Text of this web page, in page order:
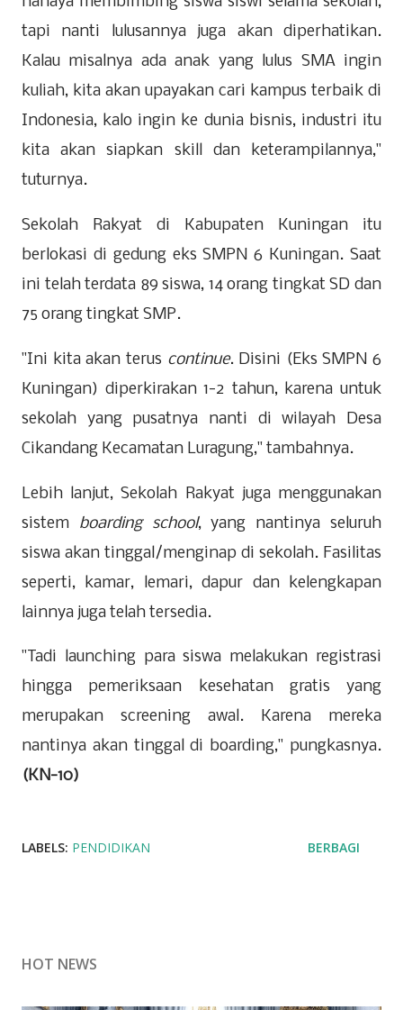
tapi nanti lulusannya juga akan diperhatikan.
Kalau misalnya ada anak yang lulus SMA ingin
kuliah, kita akan upayakan cari kampus terbaik di
Indonesia, kalo ingin ke dunia bisnis, industri itu
kita akan siapkan skill dan keterampilannya,"
tuturnya.
Sekolah Rakyat di Kabupaten Kuningan itu
berlokasi di gedung eks SMPN 6 Kuningan. Saat
ini telah terdata 89 siswa, 14 orang tingkat SD dan
75 orang tingkat SMP.
"Ini kita akan terus continue. Disini (Eks SMPN 6
Kuningan) diperkirakan 1-2 tahun, karena untuk
sekolah yang pusatnya nanti di wilayah Desa
Cikandang Kecamatan Luragung," tambahnya.
Lebih lanjut, Sekolah Rakyat juga menggunakan
sistem boarding school, yang nantinya seluruh
siswa akan tinggal/menginap di sekolah. Fasilitas
seperti, kamar, lemari, dapur dan kelengkapan
lainnya juga telah tersedia.
"Tadi launching para siswa melakukan registrasi
hingga pemeriksaan kesehatan gratis yang
merupakan screening awal. Karena mereka
nantinya akan tinggal di boarding," pungkasnya.
(KN-10)
LABELS: PENDIDIKAN BERBAGI
HOT NEWS